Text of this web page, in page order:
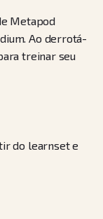
Metapod
Ao derrotá-
treinar seu
do learnset e